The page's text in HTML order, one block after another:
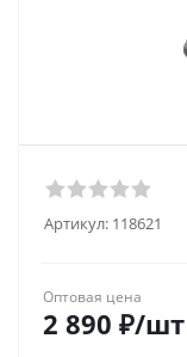
Артикул: 118621
Оптовая цена
2 890 ₽/шт